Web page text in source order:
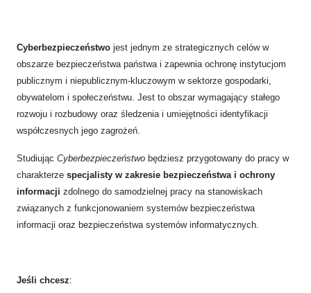
Cyberbezpieczeństwo jest jednym ze strategicznych celów w
obszarze bezpieczeństwa państwa i zapewnia ochronę instytucjom
publicznym i niepublicznym-kluczowym w sektorze gospodarki,
obywatelom i społeczeństwu. Jest to obszar wymagający stałego
rozwoju i rozbudowy oraz śledzenia i umiejętności identyfikacji
współczesnych jego zagrożeń.
Studiując Cyberbezpieczeństwo będziesz przygotowany do pracy w
charakterze specjalisty w zakresie bezpieczeństwa i ochrony
informacji zdolnego do samodzielnej pracy na stanowiskach
związanych z funkcjonowaniem systemów bezpieczeństwa
informacji oraz bezpieczeństwa systemów informatycznych.
Jeśli chcesz: